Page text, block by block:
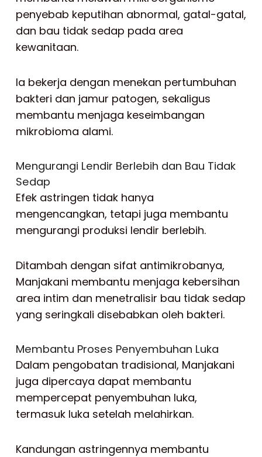
penyebab keputihan abnormal, gatal-gatal,
dan bau tidak sedap pada area
kewanitaan.
Ia bekerja dengan menekan pertumbuhan
bakteri dan jamur patogen, sekaligus
membantu menjaga keseimbangan
mikrobioma alami.
Mengurangi Lendir Berlebih dan Bau Tidak
Sedap
Efek astringen tidak hanya
mengencangkan, tetapi juga membantu
mengurangi produksi lendir berlebih.
Ditambah dengan sifat antimikrobanya,
Manjakani membantu menjaga kebersihan
area intim dan menetralisir bau tidak sedap
yang seringkali disebabkan oleh bakteri.
Membantu Proses Penyembuhan Luka
Dalam pengobatan tradisional, Manjakani
juga dipercaya dapat membantu
mempercepat penyembuhan luka,
termasuk luka setelah melahirkan.
Kandungan astringennya membantu